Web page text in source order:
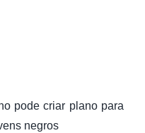
pode criar plano para
negros